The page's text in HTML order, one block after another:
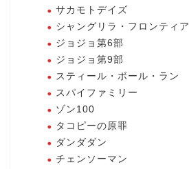
サカモトデイズ
シャングリラ・フロンティア
ジョジョ第6部
ジョジョ第9部
スティール・ボール・ラン
スパイファミリー
ゾン100
タコピーの原罪
ダンダダン
チェンソーマン